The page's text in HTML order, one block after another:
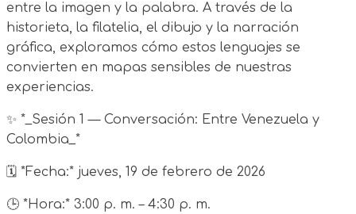
entre la imagen y la palabra. A través de la
historieta, la filatelia, el dibujo y la narración
gráfica, exploramos cómo estos lenguajes se
convierten en mapas sensibles de nuestras
experiencias.
✨ *_Sesión 1 — Conversación: Entre Venezuela y
Colombia_*
🗓 *Fecha:* jueves, 19 de febrero de 2026
🕒 *Hora:* 3:00 p. m. – 4:30 p. m.